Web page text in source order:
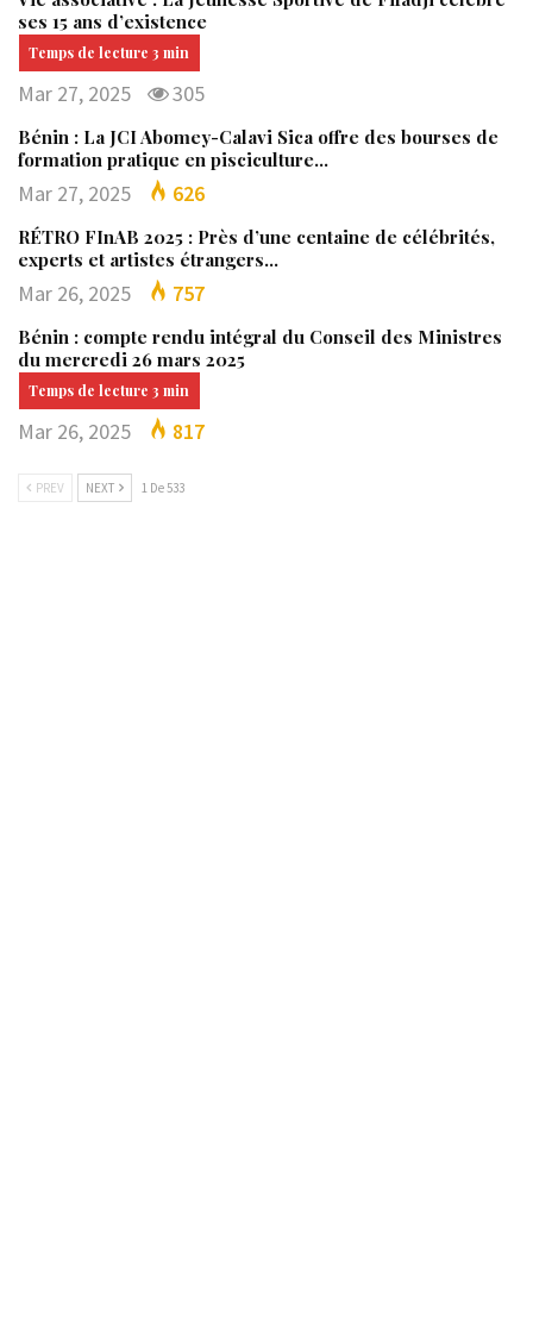
ses 15 ans d’existence
Mar 27, 2025 305
Bénin : La JCI Abomey-Calavi Sica offre des bourses de
formation pratique en pisciculture…
Mar 27, 2025 626
RÉTRO FInAB 2025 : Près d’une centaine de célébrités,
experts et artistes étrangers…
Mar 26, 2025 757
Bénin : compte rendu intégral du Conseil des Ministres
du mercredi 26 mars 2025
Mar 26, 2025 817
PREV NEXT 1 De 533